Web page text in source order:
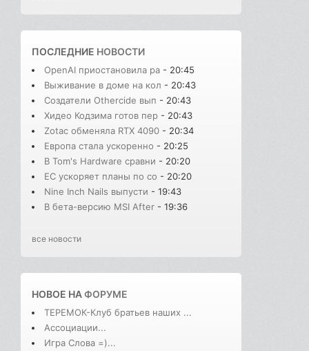
ПОСЛЕДНИЕ НОВОСТИ
OpenAI приостановила ра - 20:45
Выживание в доме на кол - 20:43
Создатели Othercide вып - 20:43
Хидео Кодзима готов пер - 20:43
Zotac обменяла RTX 4090 - 20:34
Европа стала ускоренно - 20:25
В Tom's Hardware сравни - 20:20
ЕС ускоряет планы по со - 20:20
Nine Inch Nails выпусти - 19:43
В бета-версию MSI After - 19:36
все новости
НОВОЕ НАФОРУМЕ
ТЕРЕМОК-Клуб братьев наших ...
Ассоциации...
Игра Слова =)...